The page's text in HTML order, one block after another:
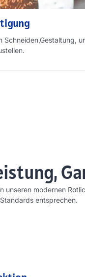
unseren modernen
entsprechen.